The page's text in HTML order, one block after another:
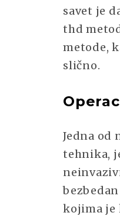
savet je
thd
metode,
slično.
Jedna
tehnika,
kojima je